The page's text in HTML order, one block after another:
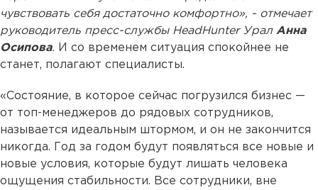
чувствовать себя достаточно комфортно», - отмечает
руководитель пресс-службы HeadHunter Урал Анна
Осипова. И со временем ситуация спокойнее не
станет, полагают специалисты.
«Состояние, в которое сейчас погрузился бизнес —
от топ-менеджеров до рядовых сотрудников,
называется идеальным штормом, и он не закончится
никогда. Год за годом будут появляться все новые и
новые условия, которые будут лишать человека
ощущения стабильности. Все сотрудники, вне